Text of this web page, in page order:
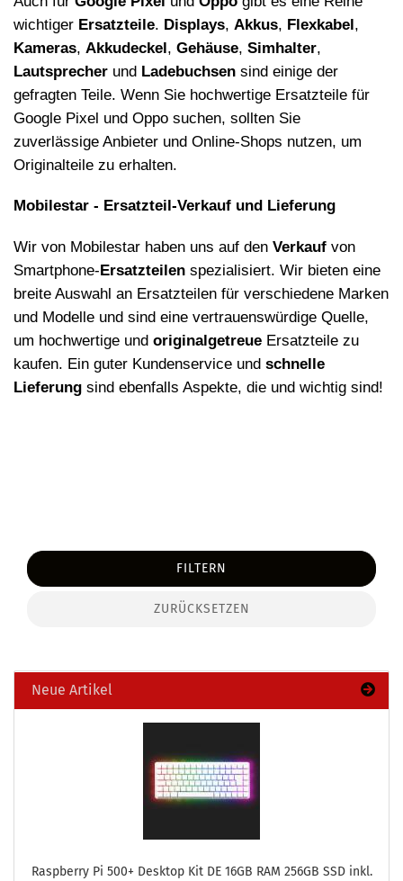
wichtiger Ersatzteile. Displays, Akkus, Flexkabel,
Kameras, Akkudeckel, Gehäuse, Simhalter,
Lautsprecher und Ladebuchsen sind einige der
gefragten Teile. Wenn Sie hochwertige Ersatzteile für
Google Pixel und Oppo suchen, sollten Sie
zuverlässige Anbieter und Online-Shops nutzen, um
Originalteile zu erhalten.
Mobilestar - Ersatzteil-Verkauf und Lieferung
Wir von Mobilestar haben uns auf den Verkauf von
Smartphone-Ersatzteilen spezialisiert. Wir bieten eine
breite Auswahl an Ersatzteilen für verschiedene Marken
und Modelle und sind eine vertrauenswürdige Quelle,
um hochwertige und originalgetreue Ersatzteile zu
kaufen. Ein guter Kundenservice und schnelle
Lieferung sind ebenfalls Aspekte, die und wichtig sind!
FILTERN
ZURÜCKSETZEN
Neue Artikel
Raspber­ry Pi 500+ Desk­top Kit DE 16GB RAM 256GB SSD inkl.